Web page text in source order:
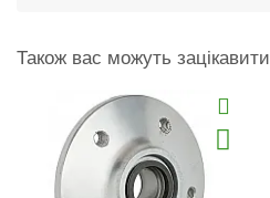
Також вас можуть зацікавити